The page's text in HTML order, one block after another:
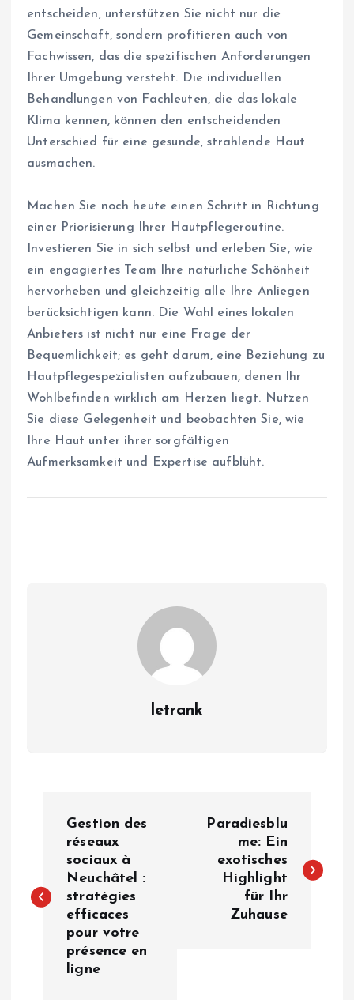
entscheiden, unterstützen Sie nicht nur die
Gemeinschaft, sondern profitieren auch von
Fachwissen, das die spezifischen Anforderungen
Ihrer Umgebung versteht. Die individuellen
Behandlungen von Fachleuten, die das lokale
Klima kennen, können den entscheidenden
Unterschied für eine gesunde, strahlende Haut
ausmachen.
Machen Sie noch heute einen Schritt in Richtung
einer Priorisierung Ihrer Hautpflegeroutine.
Investieren Sie in sich selbst und erleben Sie, wie
ein engagiertes Team Ihre natürliche Schönheit
hervorheben und gleichzeitig alle Ihre Anliegen
berücksichtigen kann. Die Wahl eines lokalen
Anbieters ist nicht nur eine Frage der
Bequemlichkeit; es geht darum, eine Beziehung zu
Hautpflegespezialisten aufzubauen, denen Ihr
Wohlbefinden wirklich am Herzen liegt. Nutzen
Sie diese Gelegenheit und beobachten Sie, wie
Ihre Haut unter ihrer sorgfältigen
Aufmerksamkeit und Expertise aufblüht.
letrank
s
Gestion des
réseaux
sociaux à
Neuchâtel :
stratégies
efficaces
pour votre
présence en
ligne
Paradiesblu
me: Ein
exotisches
Highlight
für Ihr
Zuhause